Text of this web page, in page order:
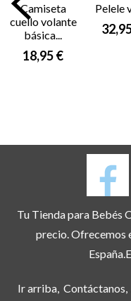
Camiseta
cuello volante
básica...
18,95 €
Pelele
Tu Tienda para Bebés
precio. Ofrecemos
Ir arriba Contáctanos